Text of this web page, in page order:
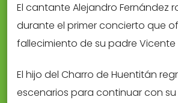
El cantante Alejandro Fernández
durante el primer concierto que
fallecimiento de su padre Vicente
El hijo del Charro de Huentitán
escenarios para continuar con su